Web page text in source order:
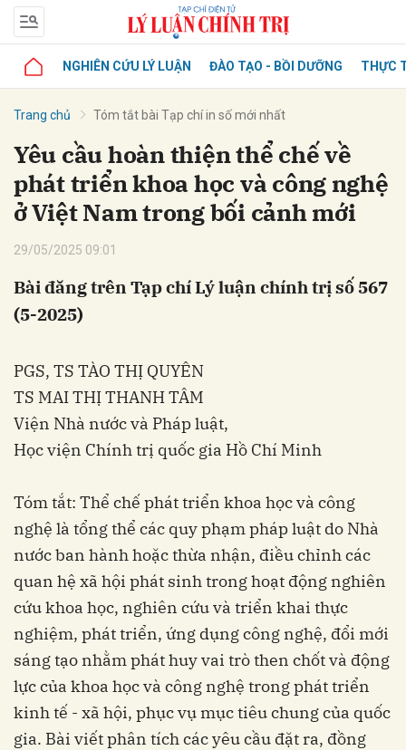
NGHIÊN CỨU LÝ LUẬN ĐÀO TẠO - BỒI DƯỠNG THỰC
Trang chủ Tóm tắt bài Tạp chí in số mới nhất
Yêu cầu hoàn thiện thể chế về
phát triển khoa học và công nghệ
ở Việt Nam trong bối cảnh mới
29/05/2025 09:01
Bài đăng trên Tạp chí Lý luận chính trị số 567
(5-2025)
PGS, TS TÀO THỊ QUYÊN
TS MAI THỊ THANH TÂM
Viện Nhà nước và Pháp luật,
Học viện Chính trị quốc gia Hồ Chí Minh
Tóm tắt: Thể chế phát triển khoa học và công
nghệ là tổng thể các quy phạm pháp luật do Nhà
nước ban hành hoặc thừa nhận, điều chỉnh các
quan hệ xã hội phát sinh trong hoạt động nghiên
cứu khoa học, nghiên cứu và triển khai thực
nghiệm, phát triển, ứng dụng công nghệ, đổi mới
sáng tạo nhằm phát huy vai trò then chốt và động
lực của khoa học và công nghệ trong phát triển
kinh tế - xã hội, phục vụ mục tiêu chung của quốc
gia. Bài viết phân tích các yêu cầu đặt ra, đồng